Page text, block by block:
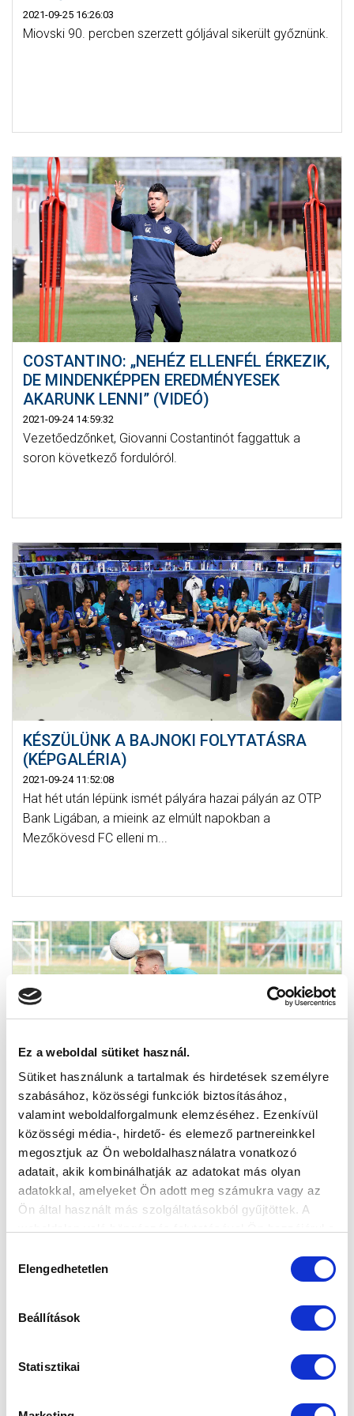
Ez a weboldal sütiket használ.
Sütiket használunk a tartalmak és hirdetések személyre
szabásához, közösségi funkciók biztosításához,
valamint weboldalforgalmunk elemzéséhez. Ezenkívül
közösségi média-, hirdető- és elemező partnereinkkel
megosztjuk az Ön weboldalhasználatra vonatkozó
adatait, akik kombinálhatják az adatokat más olyan
adatokkal, amelyeket Ön adott meg számukra vagy az
Ön által használt más szolgáltatásokból gyűjtöttek. A
kiválasztása
Elengedhetetlen
Beállítások
Statisztikai
2021-09-25 16:26:03
Miovski 90. percben szerzett góljával sikerült győznünk.
COSTANTINO: „NEHÉZ ELLENFÉL ÉRKEZIK,
DE MINDENKÉPPEN EREDMÉNYESEK
AKARUNK LENNI” (VIDEÓ)
2021-09-24 14:59:32
Vezetőedzőnket, Giovanni Costantinót faggattuk a
soron következő fordulóról.
KÉSZÜLÜNK A BAJNOKI FOLYTATÁSRA
(KÉPGALÉRIA)
2021-09-24 11:52:08
Hat hét után lépünk ismét pályára hazai pályán az OTP
Bank Ligában, a mieink az elmúlt napokban a
Mezőkövesd FC elleni m...
NAGY ZSOMBOR: „GYŐZELEMMEL
SZERETNÉNK VISSZATÉRNI A
STADIONUNKBA” (VIDEÓ)
2021-09-23 17:32:34
Középhátvédünkkel, Nagy Zsomborral beszélgettünk a